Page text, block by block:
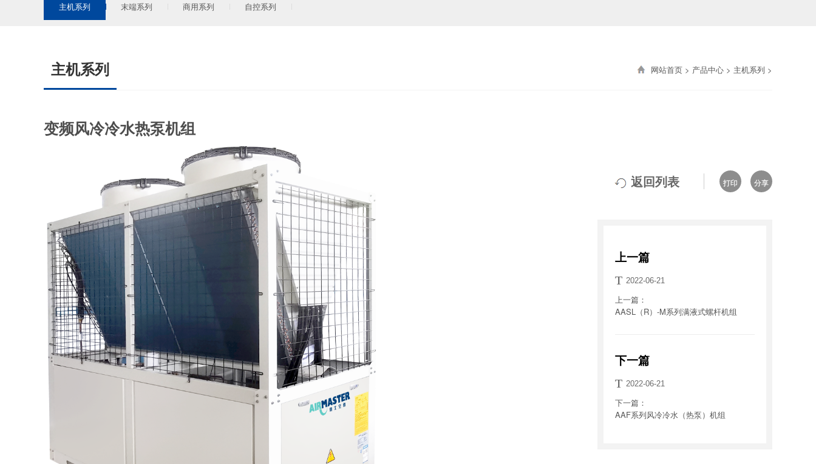
主机系列 末端系列 商用系列 自控系列
主机系列 网站首页 > 产品中心 > 主机系列 >
变频风冷冷水热泵机组
返回列表 打印 分享
上一篇
T 2022-06-21
上一篇：
AASL（R）-M系列满液式螺杆机组
下一篇
T 2022-06-21
下一篇：
AAF系列风冷冷水（热泵）机组